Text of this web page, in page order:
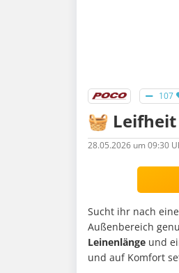
107
🧺 Leifheit
28.05.2026 um 09:30
Sucht ihr nach
Außenbereich
Leinenlänge und
und auf Komfort